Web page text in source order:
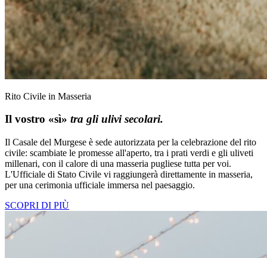
Rito Civile in Masseria
Il vostro «sì» tra gli ulivi secolari.
Il Casale del Murgese è sede autorizzata per la celebrazione del rito
civile: scambiate le promesse all'aperto, tra i prati verdi e gli uliveti
millenari, con il calore di una masseria pugliese tutta per voi.
L'Ufficiale di Stato Civile vi raggiungerà direttamente in masseria,
per una cerimonia ufficiale immersa nel paesaggio.
SCOPRI DI PIÙ